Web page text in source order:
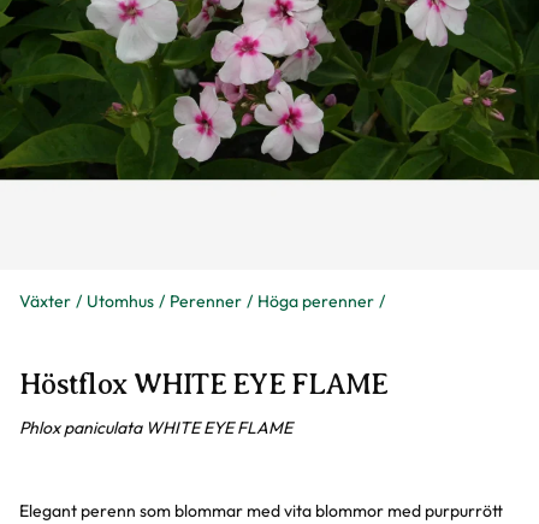
Växter Utomhus Perenner Höga perenner
Höstflox WHITE EYE FLAME
Phlox paniculata WHITE EYE FLAME
Elegant perenn som blommar med vita blommor med purpurrött